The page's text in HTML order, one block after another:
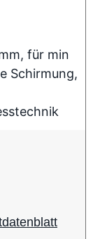
für min
Schirmung,